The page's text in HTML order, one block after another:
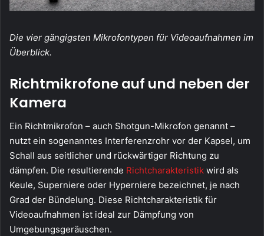
Die vier gängigsten Mikrofontypen für Videoaufnahmen im
Überblick.
Richtmikrofone auf und neben der
Kamera
Ein Richtmikrofon – auch Shotgun-Mikrofon genannt –
nutzt ein sogenanntes Interferenzrohr vor der Kapsel, um
Schall aus seitlicher und rückwärtiger Richtung zu
dämpfen. Die resultierende Richtcharakteristik wird als
Keule, Superniere oder Hyperniere bezeichnet, je nach
Grad der Bündelung. Diese Richtcharakteristik für
Videoaufnahmen ist ideal zur Dämpfung von
Umgebungsgeräuschen.